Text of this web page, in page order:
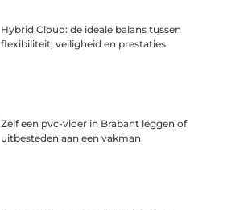
Hybrid Cloud: de ideale balans tussen
flexibiliteit, veiligheid en prestaties
Zelf een pvc-vloer in Brabant leggen of
uitbesteden aan een vakman